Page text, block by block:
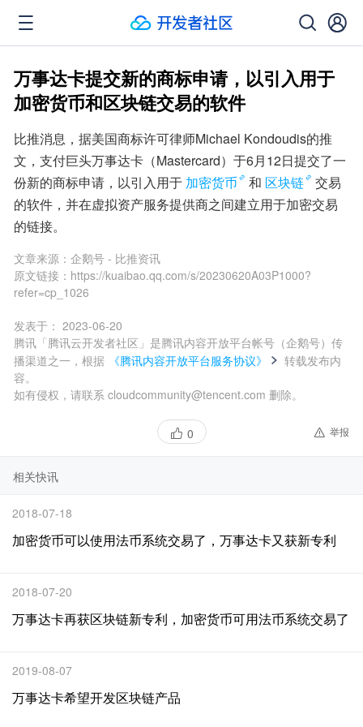
万事达卡提交新的商标申请，以引入用于
加密货币和区块链交易的软件
比推消息，据美国商标许可律师Michael Kondoudis的推
文，支付巨头万事达卡（Mastercard）于6月12日提交了一
份新的商标申请，以引入用于 加密货币 和 区块链
交易
的软件，并在虚拟资产服务提供商之间建立用于加密交易
的链接。
文章来源： 企鹅号 - 比推资讯
原文链接： https://kuaibao.qq.com/s/20230620A03P1000?
refer=cp_1026
发表于： 2023-06-20
腾讯「腾讯云开发者社区」是腾讯内容开放平台帐号（企鹅号）传
播渠道之一，根据
《腾讯内容开放平台服务协议》
转载发布内
容。
如有侵权，请联系 cloudcommunity@tencent.com 删除。
0 举报
相关快讯
2018-07-18
加密货币可以使用法币系统交易了，万事达卡又获新专利
2018-07-20
万事达卡再获区块链新专利，加密货币可用法币系统交易了
2019-08-07
万事达卡希望开发区块链产品